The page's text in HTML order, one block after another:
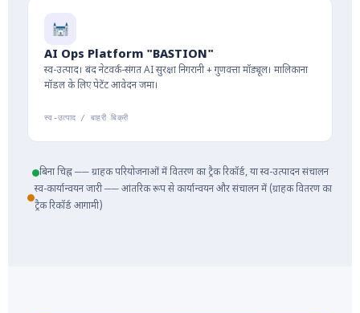
AI Ops Platform "BASTION"
स्व-उत्पाद। बंद नेटवर्क-संगत AI सुरक्षा निगरानी + गुणवत्ता मॉड्यूल। मालिकाना
मॉडल के लिए पेटेंट आवेदन जमा।
स्व-उत्पाद / बाहरी बिक्री
बिना चिह्न ── ग्राहक परियोजनाओं में वितरण का ट्रैक रिकॉर्ड, या स्व-उत्पादन संचालन
स्व-कार्यान्वयन जारी ── आंतरिक रूप से कार्यान्वयन और संचालन में (ग्राहक वितरण का
ट्रैक रिकॉर्ड आगामी)